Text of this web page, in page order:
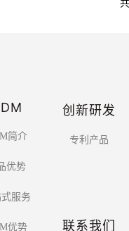
共
简介
优势
服务
优势
创新研发
专利产品
联系我们